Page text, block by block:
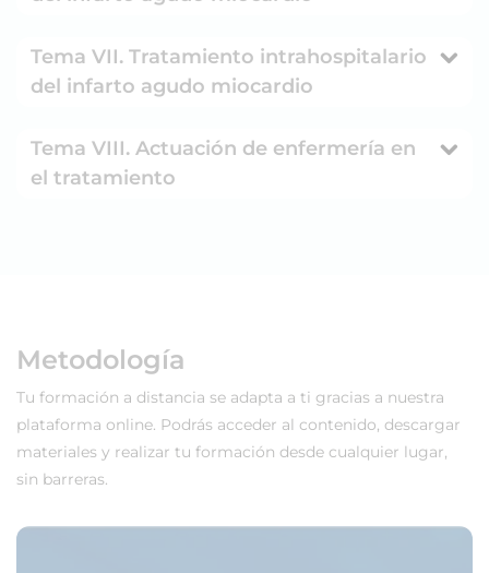
Tema VII. Tratamiento intrahospitalario
del infarto agudo miocardio
Tema VIII. Actuación de enfermería en
el tratamiento
Metodología
Tu formación a distancia se adapta a ti gracias a nuestra
plataforma online. Podrás acceder al contenido, descargar
materiales y realizar tu formación desde cualquier lugar,
sin barreras.